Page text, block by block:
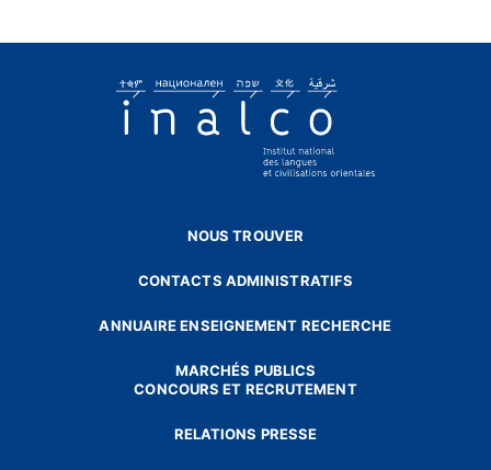
NOUS TROUVER
CONTACTS ADMINISTRATIFS
ANNUAIRE ENSEIGNEMENT RECHERCHE
MARCHÉS PUBLICS
CONCOURS ET RECRUTEMENT
RELATIONS PRESSE